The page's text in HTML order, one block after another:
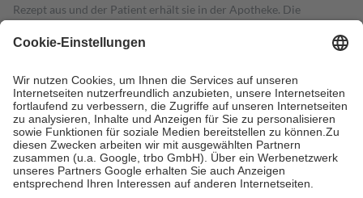
Rezept aus und der Patient erhält sie in der Apotheke. Die
Kosten dafür, der Versicherte trägt einen Teil davon als Zuzahlung
Grundsätzlich leisten Mitglieder Zuzahlungen in Höhe von zehn
Prozent des Abgabepreises,mindestensjedochfünf Euround
höchstens zehn Euro.Es sind jedoch nie mehr als die tatsächlichen
Kosten der Leistung zu entrichten.
Diese Regeln gelten grundsätzlich auch für Online-Apotheken.
Bei Heilmitteln und häuslicher Krankenpflege beträgt die
Zuzahlung zehn Prozent der Kosten sowie zehn Euro je